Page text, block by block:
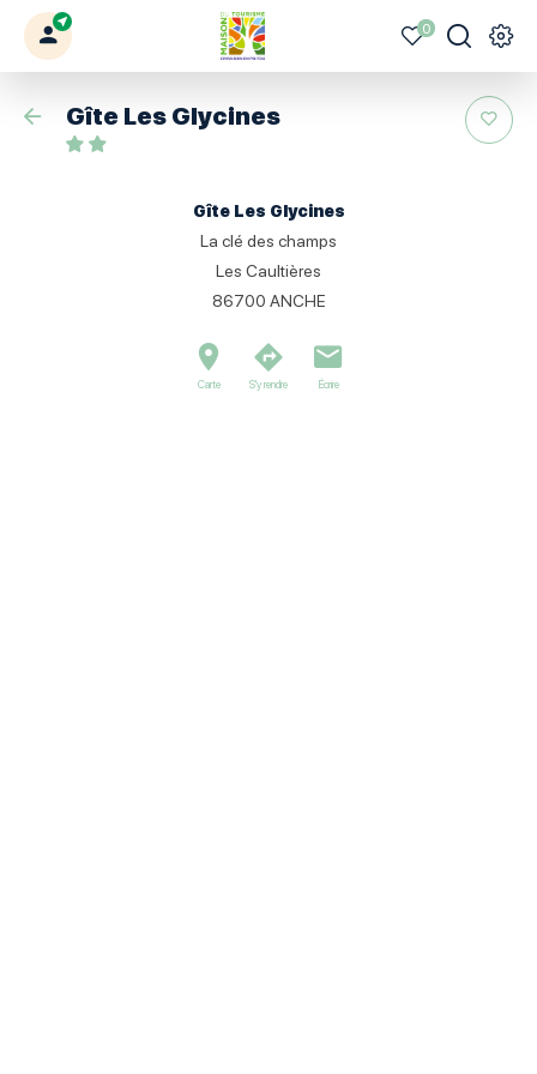
Mon
profil
Votre
Civraisien
Mes
favoris
0
Je
recherche
Retour
Gîte Les Glycines
Gîte Les Glycines
La clé des champs
Les Caultières
86700 ANCHE
Carte S'y rendre Écrire